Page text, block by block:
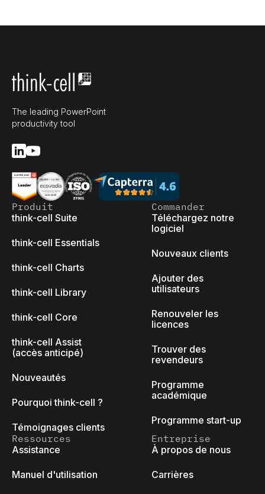
The leading PowerPoint
productivity tool
Produit
think-cell Suite
think-cell Essentials
think-cell Charts
think-cell Library
think-cell Core
think-cell Assist
(accès anticipé)
Nouveautés
Pourquoi think-cell ?
Témoignages clients
Commander
Téléchargez notre
logiciel
Nouveaux clients
Ajouter des
utilisateurs
Renouveler les
licences
Trouver des
revendeurs
Programme
académique
Programme start-up
Ressources
Assistance
Manuel d'utilisation
Entreprise
À propos de nous
Carrières